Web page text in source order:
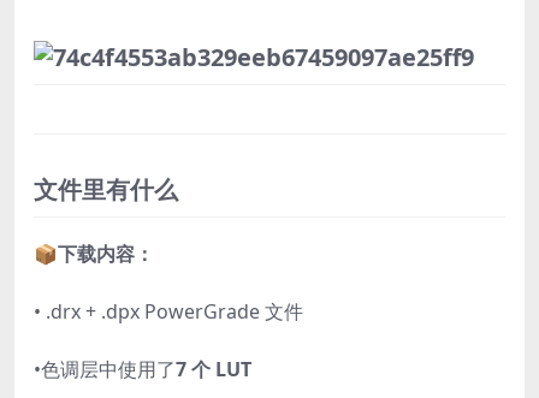
文件里有什么
📦下载内容：
• .drx + .dpx PowerGrade 文件
•色调层中使用了7 个 LUT